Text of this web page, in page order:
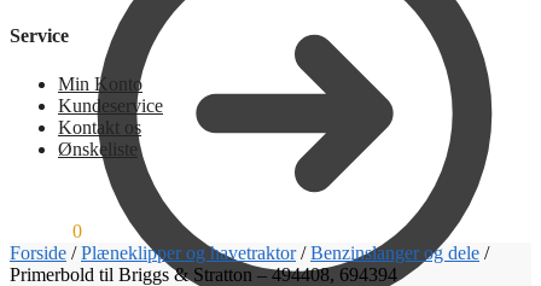
Service
Min Konto
Kundeservice
Kontakt os
Ønskeliste
0
Forside /Plæneklipper og havetraktor/Benzinslanger og dele /
Primerbold til Briggs & Stratton – 494408, 694394